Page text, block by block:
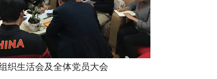
织生活会及全体党员大会